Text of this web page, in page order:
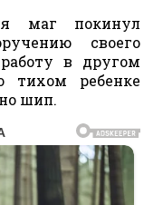
маг покинул
своего
в другом
тихом ребенке
шип.